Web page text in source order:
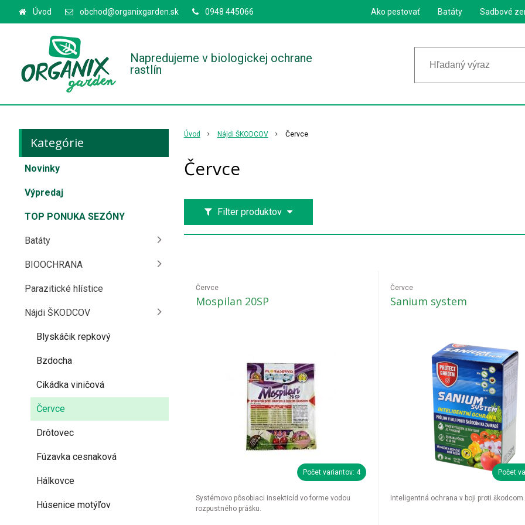
Napredujeme v biologickej ochrane
rastlín
Úvod obchod@organixgarden.sk 0948 445066 Ako pestovať Batáty Sadbové
Úvod Nájdi ŠKODCOV Červce
Červce
Filter produktov
Červce
Mospilan 20SP
Počet variantov: 4
Systémovo pôsobiaci insekticíd vo forme vodou
rozpustného prášku.
Červce
Sanium system
Počet
Inteligentná ochrana v boji proti škodcom.
Kategórie
Novinky
Výpredaj
TOP PONUKA SEZÓNY
Batáty
BIOOCHRANA
Parazitické hlístice
Nájdi ŠKODCOV
Blyskáčik repkový
Bzdocha
Cikádka viničová
Červce
Drôtovec
Fúzavka cesnaková
Hálkovce
Húsenice motýľov